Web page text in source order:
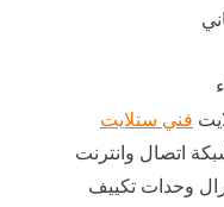
فني ستلايت
اتصال وانترنت
وحدات تكييف